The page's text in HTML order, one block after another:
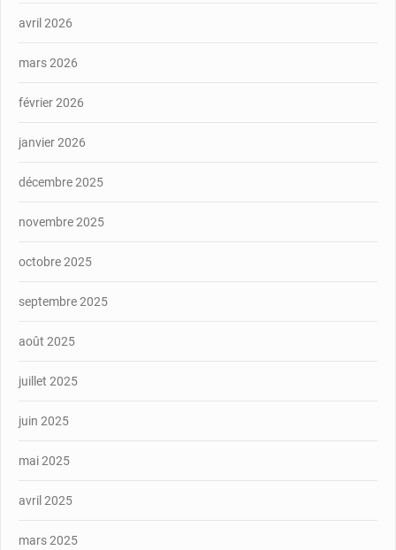
avril 2026
mars 2026
février 2026
janvier 2026
décembre 2025
novembre 2025
octobre 2025
septembre 2025
août 2025
juillet 2025
juin 2025
mai 2025
avril 2025
mars 2025